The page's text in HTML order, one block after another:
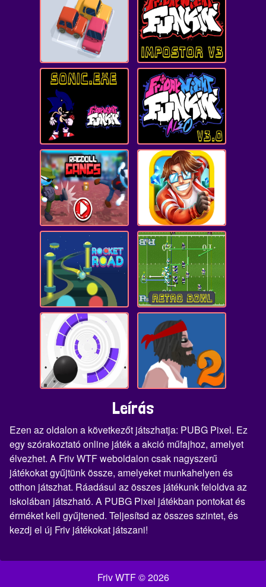
Leírás
Ezen az oldalon a következőt játszhatja: PUBG Pixel. Ez
egy szórakoztató online játék a akció műfajhoz, amelyet
élvezhet. A Friv WTF weboldalon csak nagyszerű
játékokat gyűjtünk össze, amelyeket munkahelyen és
otthon játszhat. Ráadásul az összes játékunk feloldva az
iskolában játszható. A PUBG Pixel játékban pontokat és
érméket kell gyűjtened. Teljesítsd az összes szintet, és
kezdj el új Friv játékokat játszani!
Friv WTF © 2026